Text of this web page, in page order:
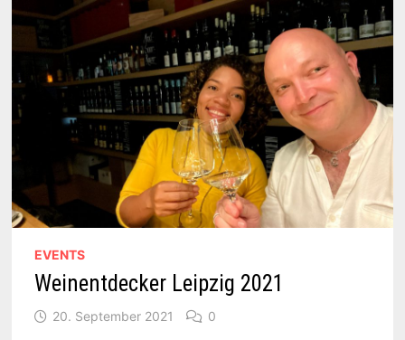
EVENTS
Weinentdecker Leipzig 2021
20. September 2021 0